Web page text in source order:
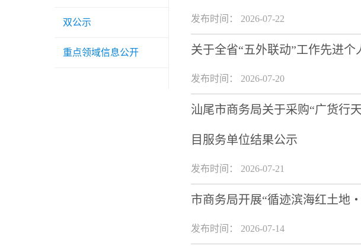
双公示
重点领域信息公开
发布时间： 2026-07-22
关于全省“五外联动”工作先进个
发布时间： 2026-07-20
汕尾市商务局关于采购“广货行
目服务单位结果公示
发布时间： 2026-07-21
市商务局开展“循迹滨海红土地
发布时间： 2026-07-14